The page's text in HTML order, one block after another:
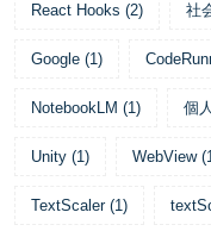
React Hooks (2) 社
Google (1)
NotebookLM (1) 個
Unity (1) WebView (
TextScaler (1)